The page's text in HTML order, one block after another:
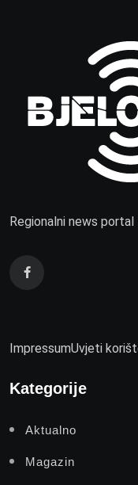
Regionalni news portal
ImpressumUvjeti
Kategorije
Aktualno
Magazin